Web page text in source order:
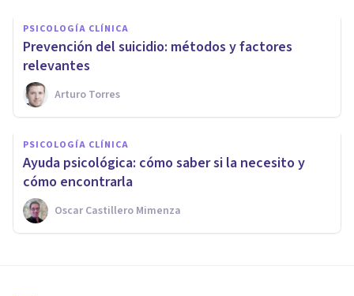
PSICOLOGÍA CLÍNICA
Prevención del suicidio: métodos y factores
relevantes
Arturo Torres
PSICOLOGÍA CLÍNICA
Ayuda psicológica: cómo saber si la necesito y
cómo encontrarla
Oscar Castillero Mimenza